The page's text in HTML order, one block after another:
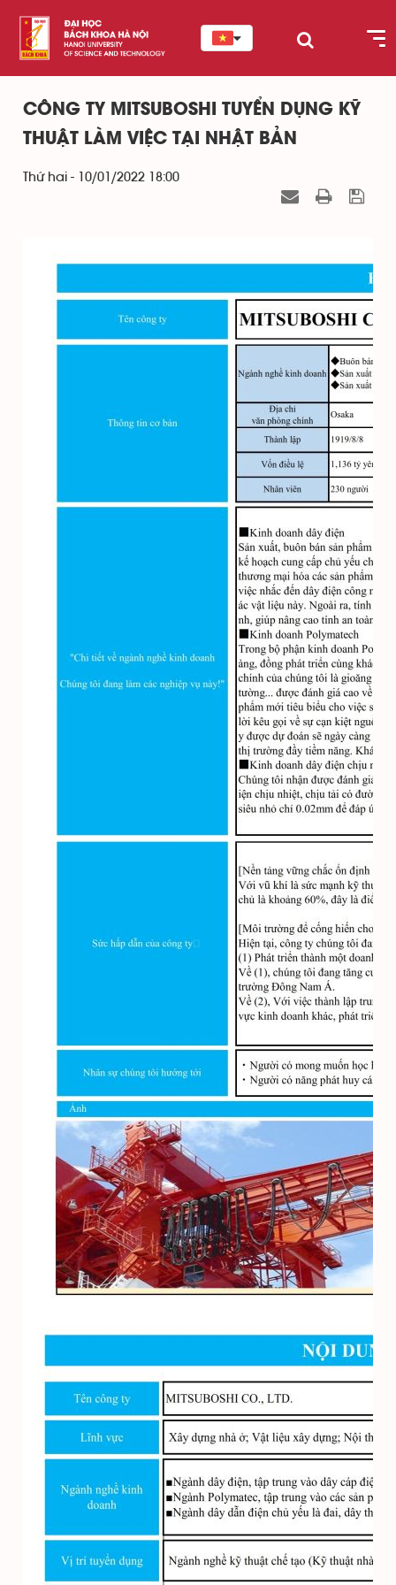
CÔNG TY MITSUBOSHI TUYỂN DỤNG KỸ
THUẬT LÀM VIỆC TẠI NHẬT BẢN
Thứ hai - 10/01/2022 18:00